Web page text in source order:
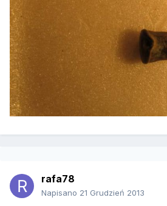
rafa78
Napisano 21 Grudzień 2013